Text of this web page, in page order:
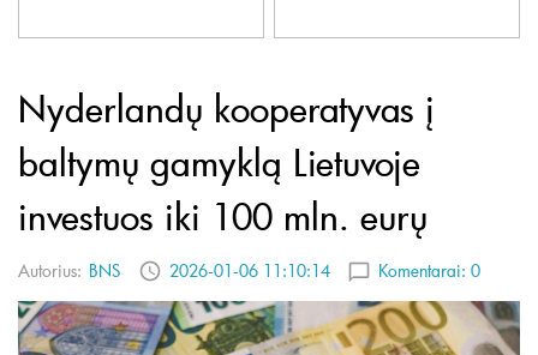
Nyderlandų kooperatyvas į
baltymų gamyklą Lietuvoje
investuos iki 100 mln. eurų
Autorius: BNS 2026-01-06 11:10:14 Komentarai: 0